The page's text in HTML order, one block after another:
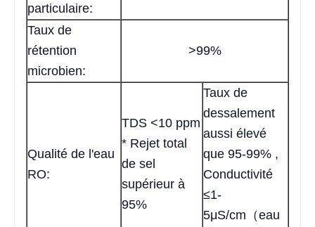
particulaire:
Taux de
rétention
microbien:
>99%
Qualité de l'eau
RO:
TDS <10 ppm
* Rejet total
de sel
supérieur à
95%
Taux de
dessalement
aussi élevé
que 95-99% ,
Conductivité
≤1-
5μS/cm（eau